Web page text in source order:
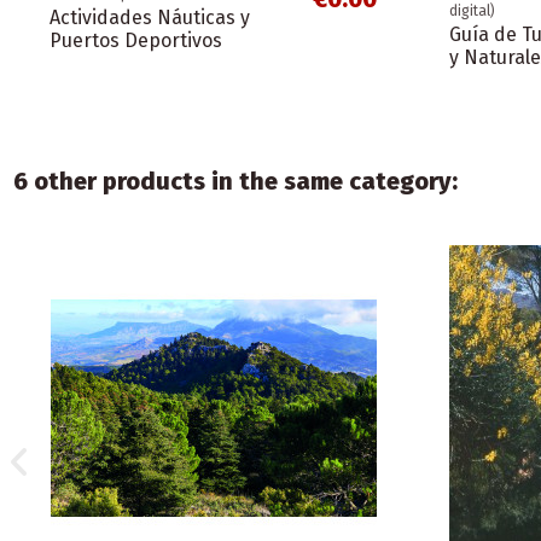
Actividades Náuticas y
Puertos Deportivos
digital)
Guía de
y
Folletos provinciales
Provincia de Almería
€0.00 Folletos de
Priego de
Merchandising
Libreta A5
€2.50 Folletos de
La Línea
6 other products in the same category: